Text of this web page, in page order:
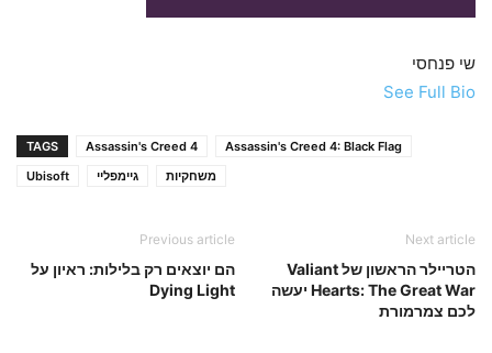
שי פנחסי
See Full Bio
TAGS Assassin's Creed 4
Assassin's Creed 4: Black Flag
Ubisoft
גיימפליי משחקיות
Previous article
הם יוצאים רק בלילות: ראיון על
Dying Light
Next article
הטריילר הראשון של Valiant
Hearts: The Great War יעשה
לכם צמרמורת